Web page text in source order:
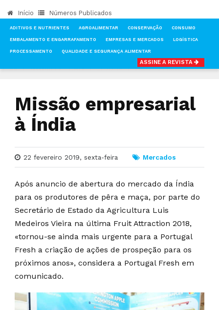
Início Números Publicados
ADITIVOS E NUTRIENTES AGROALIMENTAR CONSERVAÇÃO CONSUMO
EMBALAMENTO E ENGARRAFAMENTO EMPRESAS E MERCADOS LOGÍSTICA
PROCESSAMENTO QUALIDADE E SEGURANÇA ALIMENTAR
ASSINE A REVISTA
MISSÃO EMPRESARIAL À ÍNDIA
Missão empresarial
à Índia
22 fevereiro 2019, sexta-feira Mercados
Após anuncio de abertura do mercado da Índia
para os produtores de pêra e maça, por parte do
Secretário de Estado da Agricultura Luis
Medeiros Vieira na última Fruit Attraction 2018,
«tornou-se ainda mais urgente para a Portugal
Fresh a criação de ações de prospeção para os
próximos anos», considera a Portugal Fresh em
comunicado.